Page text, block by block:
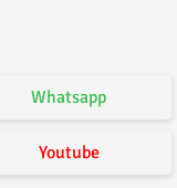
Whatsapp
Youtube